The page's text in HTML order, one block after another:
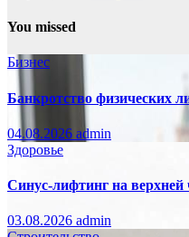
You missed
Бизнес
Банкротство физических
04.08.2026 admin
Здоровье
Синус-лифтинг на
03.08.2026 admin